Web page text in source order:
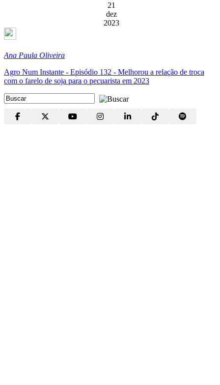
21
dez
2023
Ana Paula Oliveira
Agro Num Instante - Episódio 132 - Melhorou a relação de troca
com o farelo de soja para o pecuarista em 2023